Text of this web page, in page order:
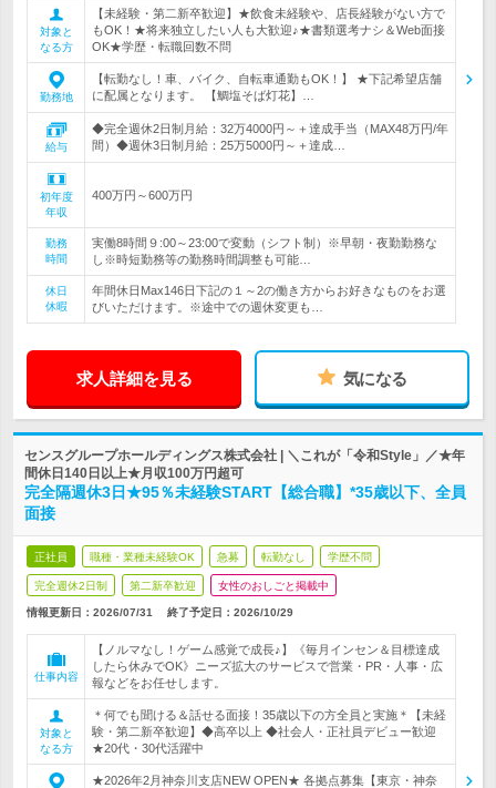
対象と
なる方
【未経験・第二新卒歓迎】★飲食未経験や、店長経験がない方で
もOK！★将来独立したい人も大歓迎♪★書類選考ナシ＆Web面接
OK★学歴・転職回数不問
勤務地
【転勤なし！車、バイク、自転車通勤もOK！】 ★下記希望店舗
に配属となります。 【鯛塩そば灯花】…
給与
◆完全週休2日制月給：32万4000円～＋達成手当（MAX48万円/年
間）◆週休3日制月給：25万5000円～＋達成…
初年度
年収
400万円～600万円
勤務
時間
実働8時間９:00～23:00で変動（シフト制）※早朝・夜勤勤務な
し※時短勤務等の勤務時間調整も可能…
休日
休暇
年間休日Max146日下記の１～2の働き方からお好きなものをお選
びいただけます。※途中での週休変更も…
求人詳細を見る 気になる
センスグループホールディングス株式会社 | ＼これが「令和Style」／★年
間休日140日以上★月収100万円超可
完全隔週休3日★95％未経験START【総合職】*35歳以下、全員
面接
正社員 職種・業種未経験OK 急募 転勤なし 学歴不問
完全週休2日制 第二新卒歓迎 女性のおしごと掲載中
情報更新日：2026/07/31 終了予定日： 2026/10/29
仕事内容
【ノルマなし！ゲーム感覚で成長♪】《毎月インセン＆目標達成
したら休みでOK》ニーズ拡大のサービスで営業・PR・人事・広
報などをお任せします。
対象と
なる方
＊何でも聞ける＆話せる面接！35歳以下の方全員と実施＊【未経
験・第二新卒歓迎】◆高卒以上 ◆社会人・正社員デビュー歓迎
★20代・30代活躍中
★2026年2月神奈川支店NEW OPEN★ 各拠点募集【東京・神奈